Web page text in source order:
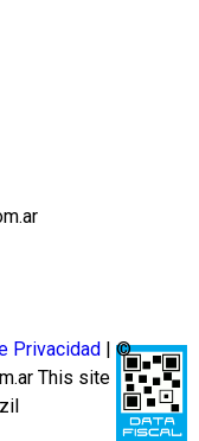
Privacidad
| ©
This site